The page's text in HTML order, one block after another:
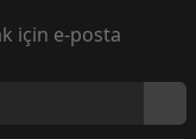
için e-posta